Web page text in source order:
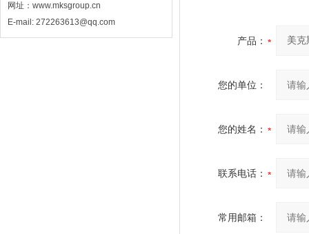
网址：www.mksgroup.cn
E-mail: 272263613@qq.com
产品：
您的单位：
您的姓名：
联系电话：
常用邮箱：